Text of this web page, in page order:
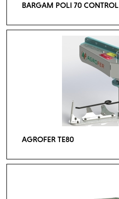
BARGAM POLI 70 CONTROL
AGROFER TE80